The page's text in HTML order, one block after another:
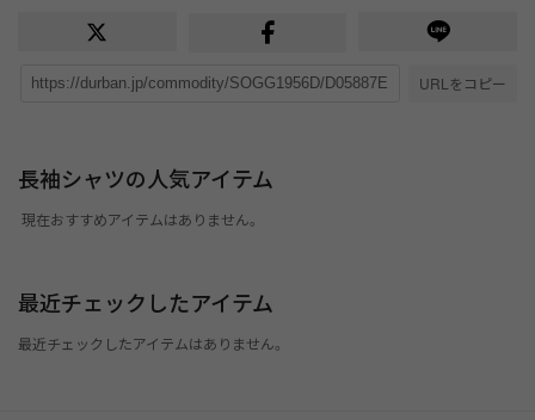
URLをコピー
長袖シャツの人気アイテム
現在おすすめアイテムはありません。
最近チェックしたアイテム
最近チェックしたアイテムはありません。